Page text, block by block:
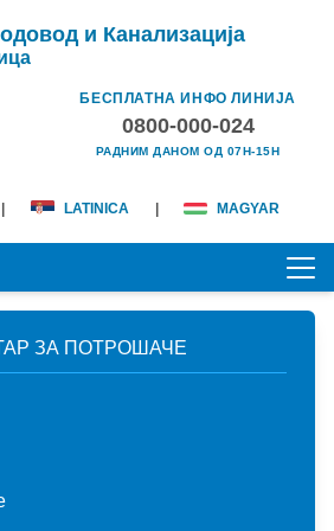
и Канализација
БЕСПЛАТНА ИНФО ЛИНИЈА
0800-000-024
РАДНИМ ДАНОМ ОД 07H-15H
LATINICA MAGYAR
ЗА ПОТРОШАЧЕ